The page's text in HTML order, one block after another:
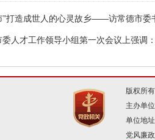
”打造成世人的心灵故乡——访常德市委
人才工作领导小组第一次会议上强调
版权所
主办单
单位地
党风廉